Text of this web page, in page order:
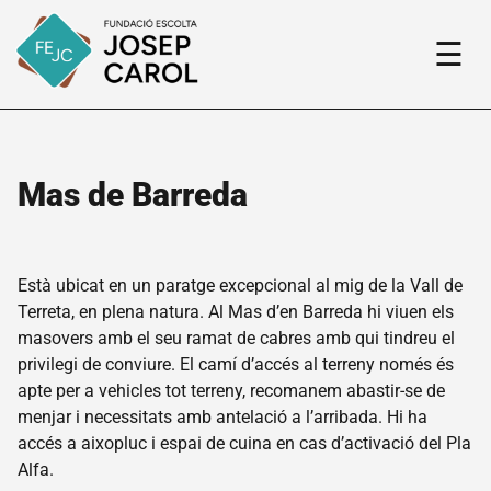
nostre
projecte
Qui
som
Història
de la
Fundació
☰
Mas de Barreda
Està ubicat en un paratge excepcional al mig de la Vall de
Terreta, en plena natura. Al Mas d’en Barreda hi viuen els
masovers amb el seu ramat de cabres amb qui tindreu el
privilegi de conviure. El camí d’accés al terreny només és
apte per a vehicles tot terreny, recomanem abastir-se de
menjar i necessitats amb antelació a l’arribada. Hi ha
accés a aixopluc i espai de cuina en cas d’activació del Pla
Alfa.